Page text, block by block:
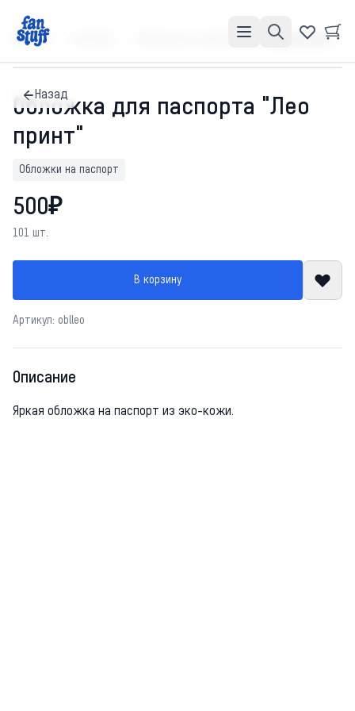
Главная Обложки на паспорт Обложка для паспорта "Лео принт"
Назад
Обложка для паспорта "Лео
принт"
Обложки на паспорт
500₽
101 шт.
В корзину
Артикул: oblleo
Описание
Яркая обложка на паспорт из эко-кожи.